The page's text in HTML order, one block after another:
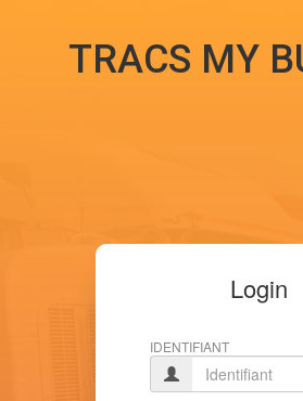
TRACS MY
Login
IDENTIFIANT